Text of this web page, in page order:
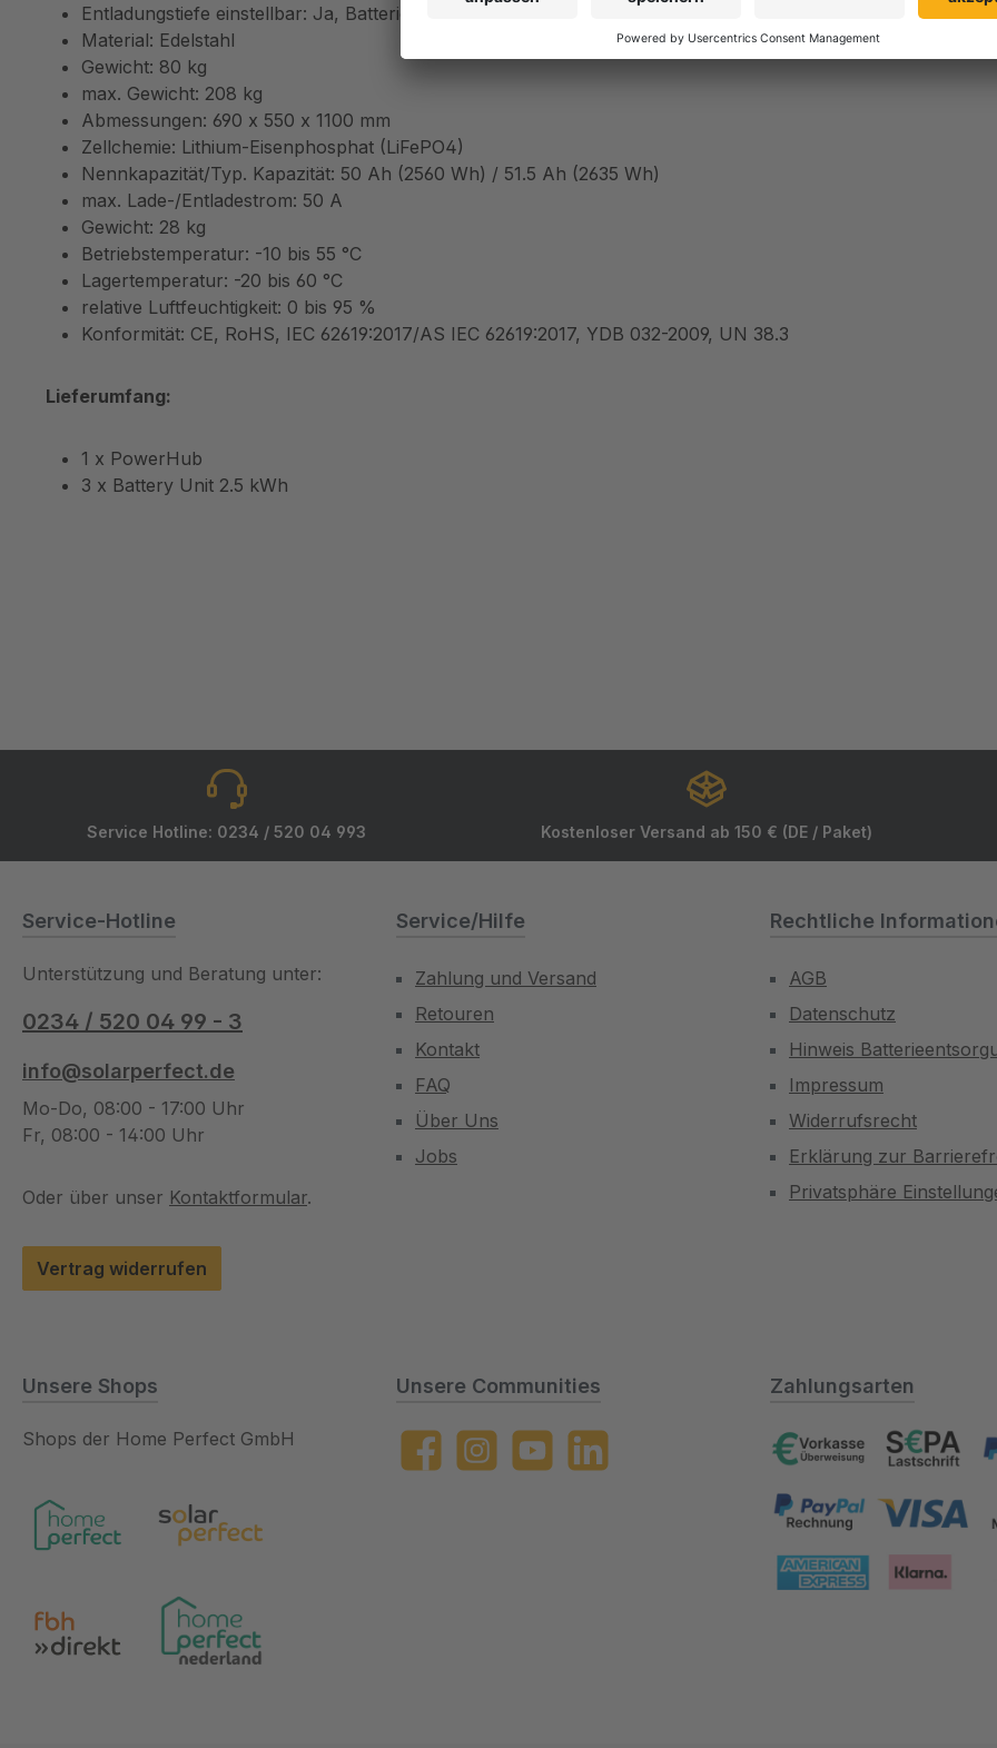
Entladungstiefe einstellbar: Ja, Batterieprofile wählbar zwischen 70% und 97% (Standard und empfohlen
Material: Edelstahl
Gewicht: 80 kg
max. Gewicht: 208 kg
Abmessungen: 690 x 550 x 1100 mm
Zellchemie: Lithium-Eisenphosphat (LiFePO4)
Nennkapazität/Typ. Kapazität: 50 Ah (2560 Wh) / 51.5 Ah (2635 Wh)
max. Lade-/Entladestrom: 50 A
Gewicht: 28 kg
Betriebstemperatur: -10 bis 55 °C
Lagertemperatur: -20 bis 60 °C
relative Luftfeuchtigkeit: 0 bis 95 %
Konformität: CE, RoHS, IEC 62619:2017/AS IEC 62619:2017, YDB 032-2009, UN 38.3
Lieferumfang:
1 x PowerHub
3 x Battery Unit 2.5 kWh
Service Hotline: 0234 / 520 04 993 Kostenloser Versand ab 150 € (DE / Paket)
Service-Hotline
Unterstützung und Beratung unter:
0234 / 520 04 99 - 3
info@solarperfect.de
Mo-Do, 08:00 - 17:00 Uhr
Fr, 08:00 - 14:00 Uhr
Oder über unser Kontaktformular.
Vertrag widerrufen
Service/Hilfe
Zahlung und Versand
Retouren
Kontakt
FAQ
Über Uns
Jobs
Rechtliche
AGB
Datenschutz
Hinweis
Impressum
Widerrufsrecht
Erklärung zur
Privatsphäre
Zahlungsarten
Vorkasse, Lastschrift,
Unsere Communities
FacebookInstagramYouTubeLinkedIn
Unsere Shops
Shops der Home Perfect GmbH